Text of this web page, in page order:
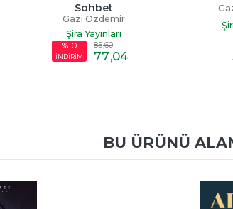
Sohbet
Gazi Özdemir
Şira Yayınları
%10
İNDİRİM
85,60
77,04
BU ÜRÜNÜ